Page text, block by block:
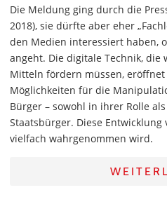
Die Meldung ging durch die
2018), sie dürfte aber eher
den Medien interessiert haben,
angeht. Die digitale Technik,
Mitteln fördern müssen,
Möglichkeiten für die
Bürger – sowohl in ihrer Rolle
Staatsbürger. Diese
vielfach wahrgenommen wird.